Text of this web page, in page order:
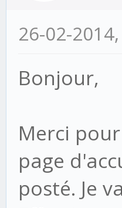
26-02-
Bonjour,
Merci
page
posté. Je